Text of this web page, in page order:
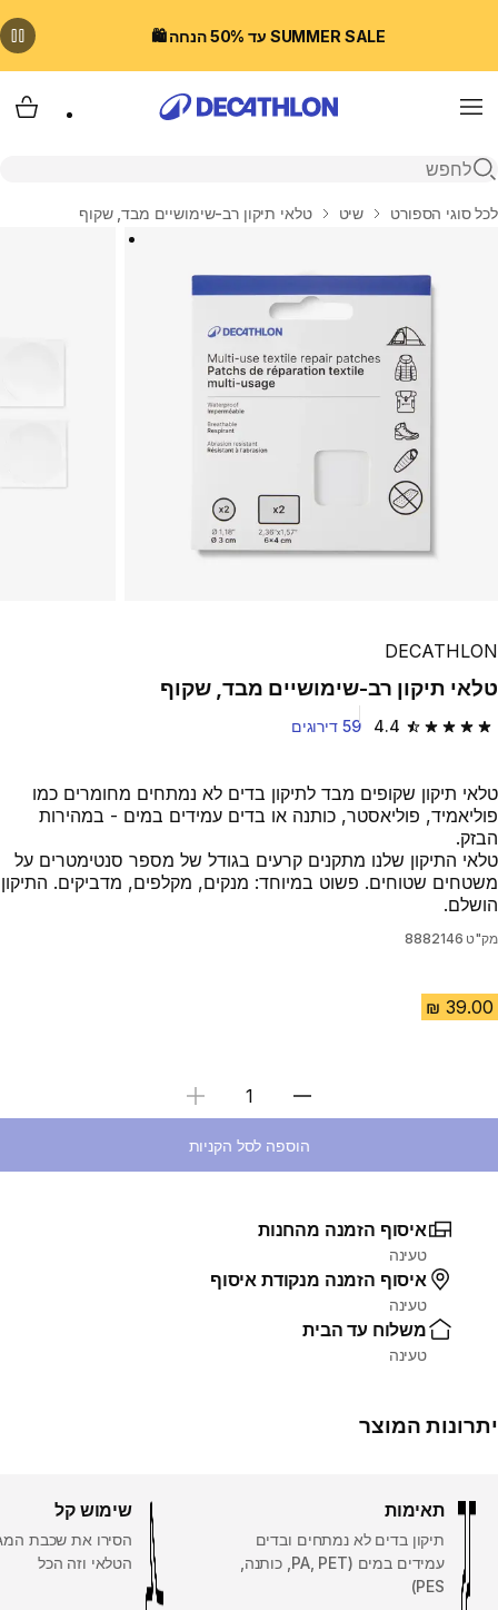
SUMMER SALE עד 50% הנחה 🛍️
Menu
פתיחת חיפוש
בית
לכל סוגי הספורט שיט טלאי תיקון רב-שימושיים מבד, שקוף
Play Video
DECATHLON
טלאי תיקון רב-שימושיים מבד, שקוף
4.4 4.4 out of 5 stars from 59 reviews 59 דירוגים
טלאי תיקון שקופים מבד לתיקון בדים לא נמתחים מחומרים כמו
פוליאמיד, פוליאסטר, כותנה או בדים עמידים במים - במהירות
הבזק.
טלאי התיקון שלנו מתקנים קרעים בגודל של מספר סנטימטרים על
משטחים שטוחים. פשוט במיוחד: מנקים, מקלפים, מדביקים. התיקון
הושלם.
מק"ט 8882146
בחירת כמות
הוספה לסל הקניות
איסוף הזמנה מהחנות
טעינה
איסוף הזמנה מנקודת איסוף
טעינה
משלוח עד הבית
טעינה
יתרונות המוצר
תאימות
תיקון בדים לא נמתחים ובדים
עמידים במים (PA, PET, כותנה,
PES)
שימוש קל
הסירו את שכבת
הטלאי וזה הכל